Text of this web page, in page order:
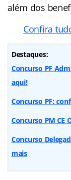
além dos
Confira
Destaques:
Concurso PF
aqui!
Concurso PF:
Concurso PM CE
Concurso
mais